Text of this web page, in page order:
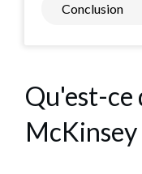
Conclusion
Qu'est-ce
McKinsey